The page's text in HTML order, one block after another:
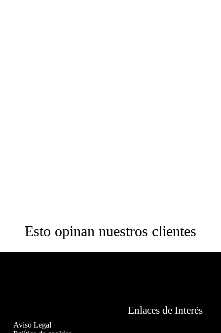
Esto opinan nuestros clientes
Enlaces de Interés
Aviso Legal